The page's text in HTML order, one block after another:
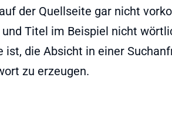
der Quellseite gar nicht
Titel im Beispiel nicht
ist, die Absicht in einer
zu erzeugen.